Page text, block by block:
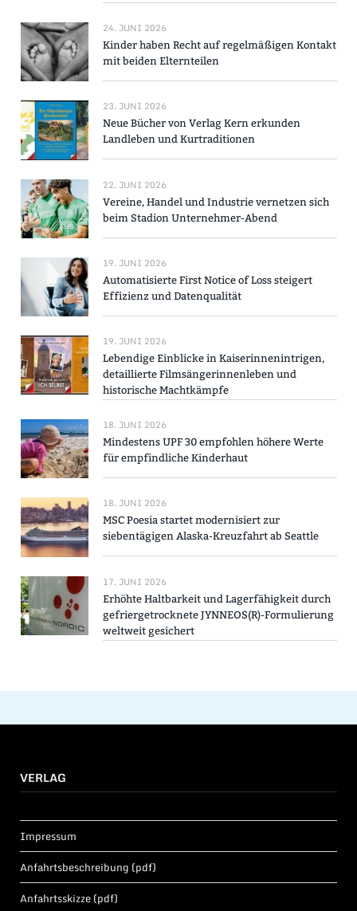
24. JUNI 2026
Kinder haben Recht auf regelmäßigen Kontakt
mit beiden Elternteilen
23. JUNI 2026
Neue Bücher von Verlag Kern erkunden
Landleben und Kurtraditionen
22. JUNI 2026
Vereine, Handel und Industrie vernetzen sich
beim Stadion Unternehmer-Abend
19. JUNI 2026
Automatisierte First Notice of Loss steigert
Effizienz und Datenqualität
19. JUNI 2026
Lebendige Einblicke in Kaiserinnenintrigen,
detaillierte Filmsängerinnenleben und
historische Machtkämpfe
18. JUNI 2026
Mindestens UPF 30 empfohlen höhere Werte
für empfindliche Kinderhaut
18. JUNI 2026
MSC Poesia startet modernisiert zur
siebentägigen Alaska-Kreuzfahrt ab Seattle
17. JUNI 2026
Erhöhte Haltbarkeit und Lagerfähigkeit durch
gefriergetrocknete JYNNEOS(R)-Formulierung
weltweit gesichert
VERLAG
Impressum
Anfahrtsbeschreibung (pdf)
Anfahrtsskizze (pdf)